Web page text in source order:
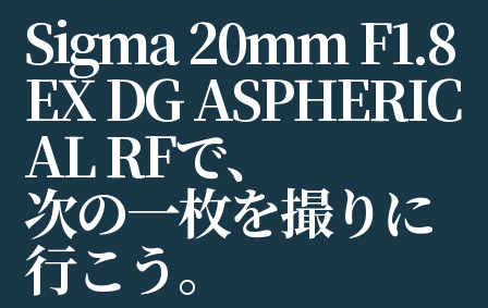
Sigma20mmF1.8
EXDGASPHERIC
ALRFで、
次の一枚を撮りに
行こう。